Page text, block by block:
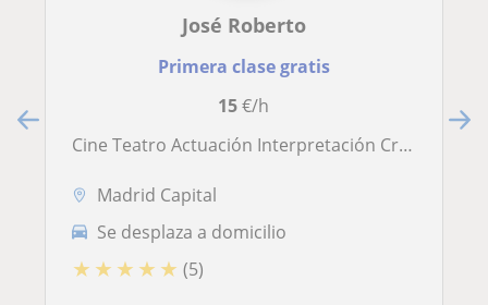
José Roberto
Primera clase gratis
15€/h
Cine Teatro Actuación Interpretación Creatividad
Madrid Capital
Se desplaza a domicilio
★ ★ ★ ★ ★ (5)